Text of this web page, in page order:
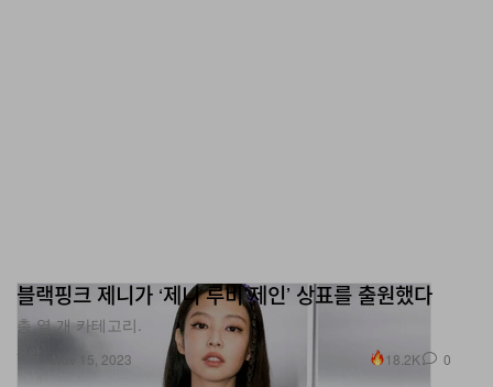
음악
블랙핑크 제니가 ‘제니 루비 제인’ 상표를 출원했다
총 열 개 카테고리.
Nov 15, 2023 18.2K 0